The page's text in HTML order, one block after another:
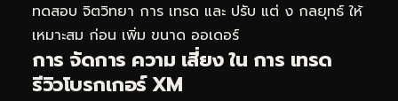
ทดสอบ จิตวิทยา การ เทรด และ ปรับ แต่ ง กลยุทธ์ ให้
เหมาะสม ก่อน เพิ่ม ขนาด ออเดอร์
การ จัดการ ความ เสี่ยง ใน การ เทรด
รีวิวโบรกเกอร์ XM